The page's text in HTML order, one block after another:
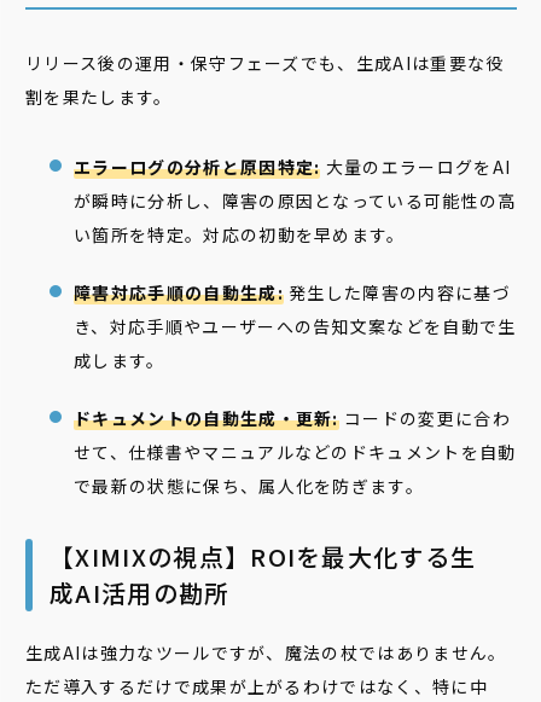
リリース後の運用・保守フェーズでも、生成AIは重要な役
割を果たします。
エラーログの分析と原因特定: 大量のエラーログをAI
が瞬時に分析し、障害の原因となっている可能性の高
い箇所を特定。対応の初動を早めます。
障害対応手順の自動生成:発生した障害の内容に基づ
き、対応手順やユーザーへの告知文案などを自動で生
成します。
ドキュメントの自動生成・更新:コードの変更に合わ
せて、仕様書やマニュアルなどのドキュメントを自動
で最新の状態に保ち、属人化を防ぎます。
【XIMIXの視点】ROIを最大化する生
成AI活用の勘所
生成AIは強力なツールですが、魔法の杖ではありません。
ただ導入するだけで成果が上がるわけではなく、特に中